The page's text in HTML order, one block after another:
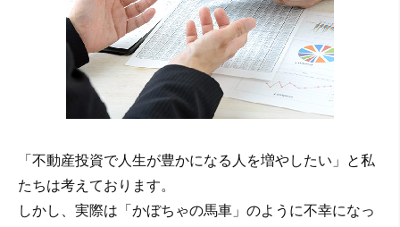
「不動産投資で人生が豊かになる人を増やしたい」と私
たちは考えております。
しかし、実際は「かぼちゃの馬車」のように不幸になっ